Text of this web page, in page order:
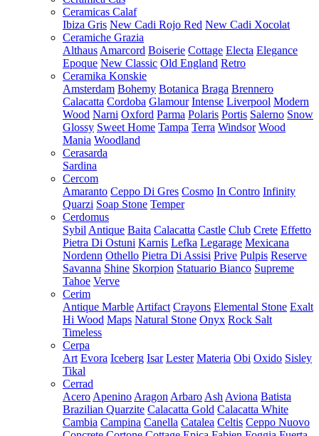
Ceramicas Calaf
Ibiza Gris New Cadi Rojo Red New Cadi Xocolat
Ceramiche Grazia
Althaus Amarcord Boiserie Cottage Electa Elegance
Epoque New Classic Old England Retro
Ceramika Konskie
Amsterdam Bohemy Botanica Braga Brennero
Calacatta Cordoba Glamour Intense Liverpool Modern
Wood Narni Oxford Parma Polaris Portis Salerno Snow
Glossy Sweet Home Tampa Terra Windsor Wood
Mania Woodland
Cerasarda
Sardina
Cercom
Amaranto Ceppo Di Gres Cosmo In Contro Infinity
Quarzi Soap Stone Temper
Cerdomus
Sybil Antique Baita Calacatta Castle Club Crete Effetto
Pietra Di Ostuni Karnis Lefka Legarage Mexicana
Nordenn Othello Pietra Di Assisi Prive Pulpis Reserve
Savanna Shine Skorpion Statuario Bianco Supreme
Tahoe Verve
Cerim
Antique Marble Artifact Crayons Elemental Stone Exalt
Hi Wood Maps Natural Stone Onyx Rock Salt
Timeless
Cerpa
Art Evora Iceberg Isar Lester Materia Obi Oxido Sisley
Tikal
Cerrad
Acero Apenino Aragon Arbaro Ash Aviona Batista
Brazilian Quarzite Calacatta Gold Calacatta White
Cambia Campina Canella Catalea Celtis Ceppo Nuovo